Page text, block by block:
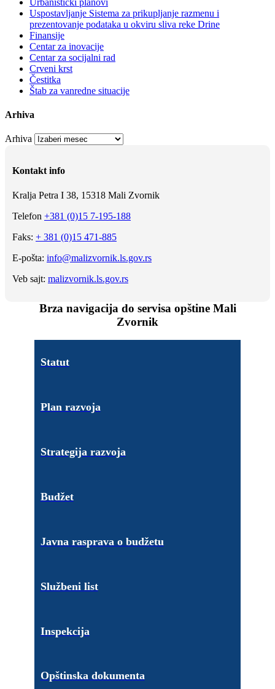
Uspostavljanje Sistema za prikupljanje razmenu i
prezentovanje podataka u okviru sliva reke Drine
Finansije
Centar za inovacije
Centar za socijalni rad
Crveni krst
Čestitka
Štab za vanredne situacije
Arhiva
Arhiva
Kontakt info
Kralja Petra I 38, 15318 Mali Zvornik
Telefon +381 (0)15 7-195-188
Faks: + 381 (0)15 471-885
E-pošta: info@malizvornik.ls.gov.rs
Veb sajt: malizvornik.ls.gov.rs
Brza navigacija do servisa opštine Mali
Zvornik
Statut
Plan razvoja
Strategija razvoja
Budžet
Javna rasprava o budžetu
Službeni list
Inspekcija
Opštinska dokumenta